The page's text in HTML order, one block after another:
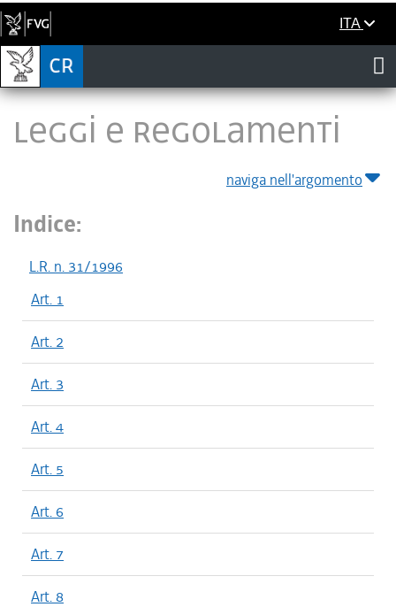
ITA
LEGGI E REGOLAMENTI
naviga nell'argomento
Indice:
L.R. n. 31/1996
Art. 1
Art. 2
Art. 3
Art. 4
Art. 5
Art. 6
Art. 7
Art. 8